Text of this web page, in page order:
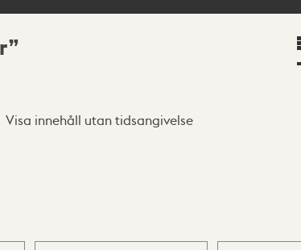
Visa innehåll utan tidsangivelse